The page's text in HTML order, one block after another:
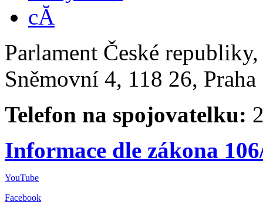
Parlament České
Sněmovní 4, 118 26,
Telefon na spojovatelku:
Informace dle zákona
YouTube
Facebook